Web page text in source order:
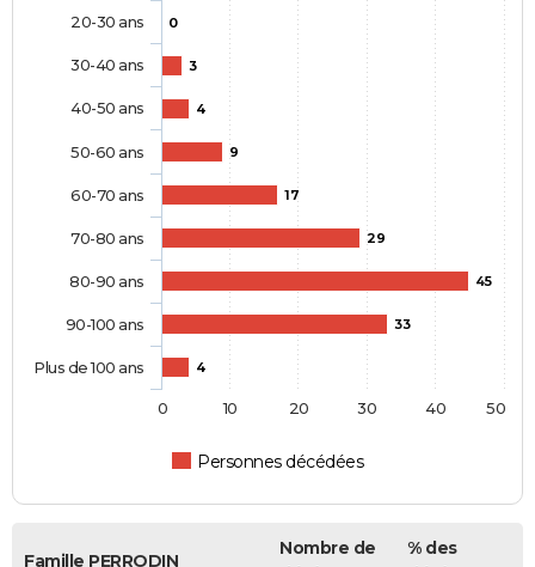
0
3
4
9
17
29
45
33
4
Personnes décédées
20-30 ans
30-40 ans
40-50 ans
50-60 ans
60-70 ans
70-80 ans
80-90 ans
90-100 ans
Plus de 100 ans
0 10 20 30 40 50
Famille PERRODIN
Nombre de
% des